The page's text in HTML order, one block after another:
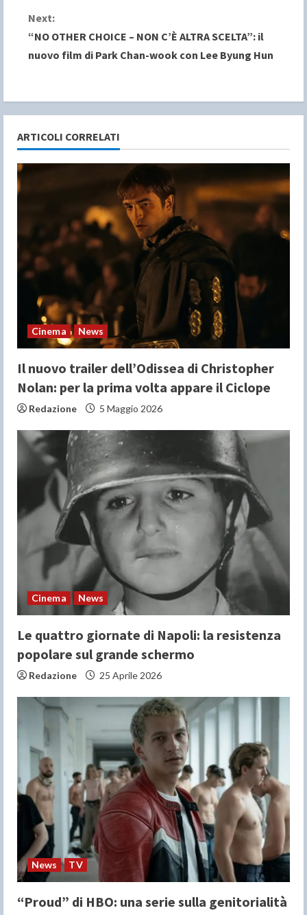
n
t
n
u
e
a
d
n
g
Next:
“NO OTHER CHOICE – NON C’È ALTRA SCELTA”: il
nuovo film di Park Chan-wook con Lee Byung Hun
ARTICOLI CORRELATI
Cinema News
Il nuovo trailer dell’Odissea di Christopher
Nolan: per la prima volta appare il Ciclope
Redazione 5 Maggio 2026
Cinema News
Le quattro giornate di Napoli: la resistenza
popolare sul grande schermo
Redazione 25 Aprile 2026
News TV
“Proud” di HBO: una serie sulla genitorialità